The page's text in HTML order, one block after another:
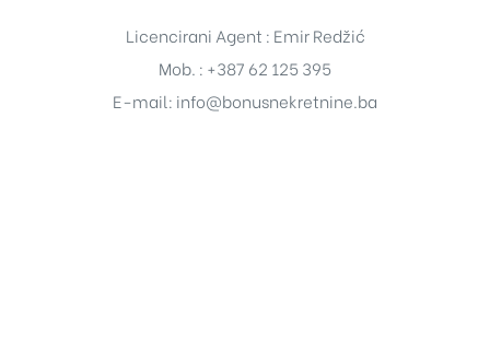
Licencirani Agent : Emir Redžić
Mob. : +387 62 125 395
E-mail: info@bonusnekretnine.ba